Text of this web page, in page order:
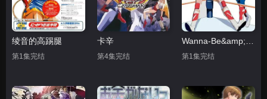
绫音的高踢腿
第1集完结
卡辛
第4集完结
Wanna-Be&amp;#039;s OVA
第1集完结